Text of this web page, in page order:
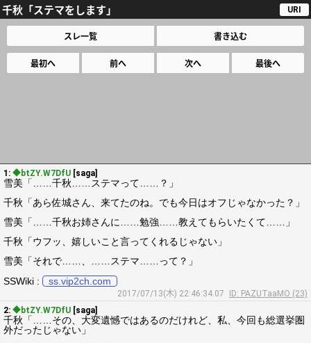
千秋「ステマをします」 URI
スレ一覧 書き込む
最初へ 前へ 次へ 最後へ
1: ◆btZY.W7DfU [saga]
雪美「……千秋……ステマって……？」
千秋「あら佐城さん、来てたのね。でも今日はオフじゃなかった？」
雪美「……千秋お姉さんに……勉強……教えてもらいたくて……」
千秋「ウフッ、嬉しいこと言ってくれるじゃない」
雪美「それで……、……ステマ……って？」
SSWiki :
ss.vip2ch.com
2017/07/13(木) 22:46:34.07
ID: PAZUTaaMO (23)
2: ◆btZY.W7DfU [saga]
千秋「……その、大変遺憾ではあるのだけれど、私、今回も総選挙圏
外だったじゃない」